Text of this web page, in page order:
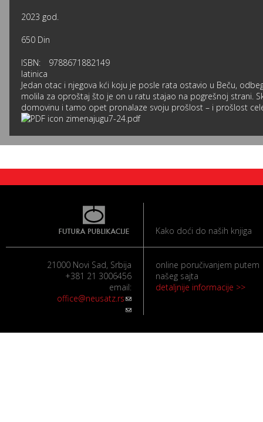
2023 god.
650 Din
ISBN:
9788671882149
latinica
Jedan otac i njegova kći koju je posle rata ostavio u Beču,
molila za oproštaj što je on u ratu stajao na pogrešnoj strani.
domovinu i tamo opet pronalaze svoju prošlost – i prošlost
zimenajugu7-24.pdf
Kako doći do naših knjiga
21000 Novi Sad, Srbija
+381 21 3006456
email:
office@neusatz.rs(link sends e-mail)
online poručivanjem putem
našeg sajta
detaljnije informacije >>